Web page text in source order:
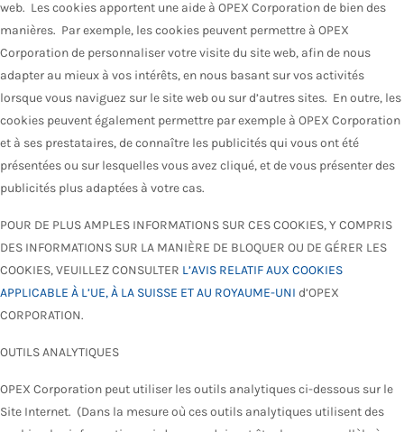
web. Les cookies apportent une aide à OPEX Corporation de bien des
manières. Par exemple, les cookies peuvent permettre à OPEX
Corporation de personnaliser votre visite du site web, afin de nous
adapter au mieux à vos intérêts, en nous basant sur vos activités
lorsque vous naviguez sur le site web ou sur d’autres sites. En outre, les
cookies peuvent également permettre par exemple à OPEX Corporation
et à ses prestataires, de connaître les publicités qui vous ont été
présentées ou sur lesquelles vous avez cliqué, et de vous présenter des
publicités plus adaptées à votre cas.
POUR DE PLUS AMPLES INFORMATIONS SUR CES COOKIES, Y COMPRIS
DES INFORMATIONS SUR LA MANIÈRE DE BLOQUER OU DE GÉRER LES
COOKIES, VEUILLEZ CONSULTER L’AVIS RELATIF AUX COOKIES
APPLICABLE À L’UE, À LA SUISSE ET AU ROYAUME-UNI d’OPEX
CORPORATION.
OUTILS ANALYTIQUES
OPEX Corporation peut utiliser les outils analytiques ci-dessous sur le
Site Internet. (Dans la mesure où ces outils analytiques utilisent des